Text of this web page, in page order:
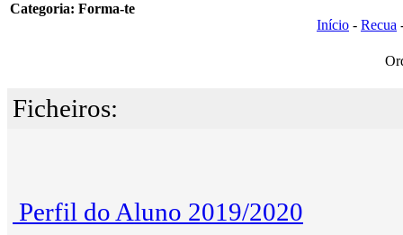
Categoria: Forma-te
Início - Recua
Ficheiros:
Perfil do Aluno 2019/2020